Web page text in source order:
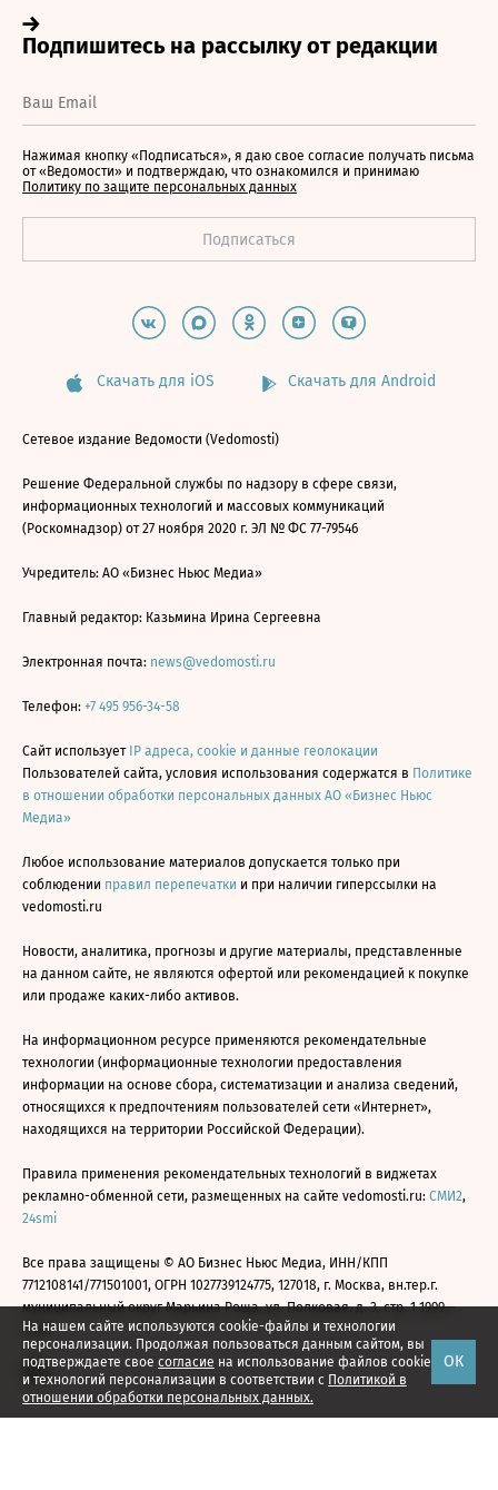
На нашем сайте используются cookie-файлы и технологии
персонализации. Продолжая пользоваться данным сайтом, вы
подтверждаете свое согласие на использование файлов cookie
и технологий персонализации в соответствии с Политикой в
отношении обработки персональных данных.
ОК
Нажимая кнопку «Подписаться», я даю свое согласие получать письма
от «Ведомости» и подтверждаю, что ознакомился и принимаю
Политику по защите персональных данных
Скачать для iOS Скачать для Android
Сетевое издание Ведомости (Vedomosti)
Решение Федеральной службы по надзору в сфере связи,
информационных технологий и массовых коммуникаций
(Роскомнадзор) от 27 ноября 2020 г. ЭЛ № ФС 77-79546
Учредитель: АО «Бизнес Ньюс Медиа»
Главный редактор: Казьмина Ирина Сергеевна
Электронная почта: news@vedomosti.ru
Телефон: +7 495 956-34-58
Сайт использует IP адреса, cookie и данные геолокации
Пользователей сайта, условия использования содержатся в Политике
в отношении обработки персональных данных АО «Бизнес Ньюс
Медиа»
Любое использование материалов допускается только при
соблюдении правил перепечатки и при наличии гиперссылки на
vedomosti.ru
Новости, аналитика, прогнозы и другие материалы, представленные
на данном сайте, не являются офертой или рекомендацией к покупке
или продаже каких-либо активов.
На информационном ресурсе применяются рекомендательные
технологии (информационные технологии предоставления
информации на основе сбора, систематизации и анализа сведений,
относящихся к предпочтениям пользователей сети «Интернет»,
находящихся на территории Российской Федерации).
Правила применения рекомендательных технологий в виджетах
рекламно-обменной сети, размещенных на сайте vedomosti.ru: СМИ2,
24smi
Все права защищены © АО Бизнес Ньюс Медиа, ИНН/КПП
7712108141/771501001, ОГРН 1027739124775, 127018, г. Москва, вн.тер.г.
муниципальный округ Марьина Роща, ул. Полковая, д. 3, стр. 1 1999—
2026